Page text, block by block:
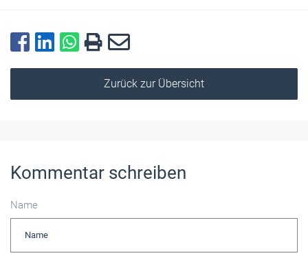
Zurück zur Übersicht
Kommentar schreiben
Name